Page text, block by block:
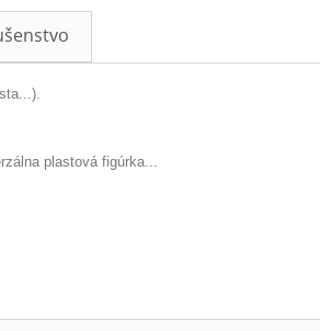
plastová figúrka...